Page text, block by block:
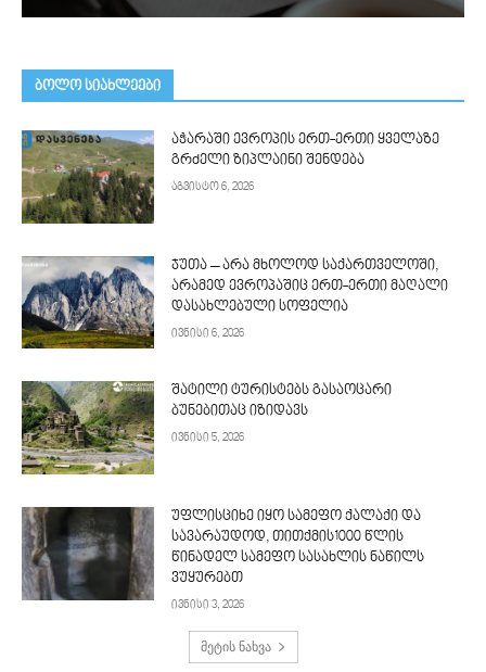
ᲑᲝᲚᲝ ᲡᲘᲐᲮᲚᲔᲔᲑᲘ
აჭარაში ევროპის ერთ-ერთი ყველაზე
გრძელი ზიპლაინი შენდება
აგვისტო 6, 2026
ჯუთა – არა მხოლოდ საქართველოში,
არამედ ევროპაშიც ერთ-ერთი მაღალი
დასახლებული სოფელია
ივნისი 6, 2026
შატილი ტურისტებს გასაოცარი
ბუნებითაც იზიდავს
ივნისი 5, 2026
უფლისციხე იყო სამეფო ქალაქი და
სავარაუდოდ, თითქმის1000 წლის
წინადელ სამეფო სასახლის ნაწილს
ვუყურებთ
ივნისი 3, 2026
მეტის ნახვა